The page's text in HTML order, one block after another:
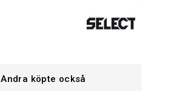
Andra köpte också